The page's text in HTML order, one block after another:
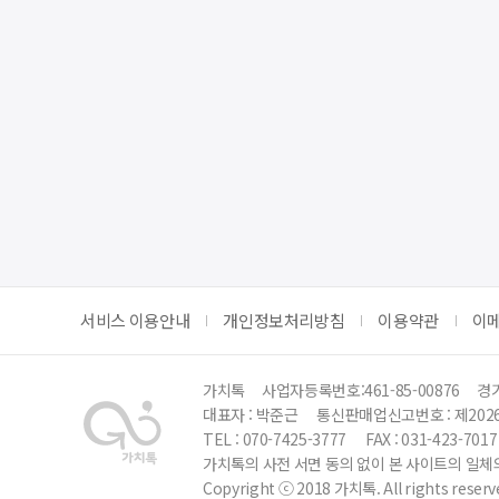
서비스 이용안내 개인정보처리방침 이용약관 이
가치톡 사업자등록번호:461-85-00876
경
대표자 : 박준근
통신판매업신고번호 : 제
TEL : 070-7425-3777
FAX : 031-423-7017
가치톡의 사전 서면 동의 없이 본 사이트의 일
Copyright ⓒ 2018 가치톡. All rights